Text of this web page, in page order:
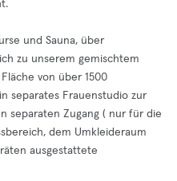
und Sauna, über
zu unserem gemischtem
von über 1500
separates Frauenstudio zur
separaten Zugang ( nur für die
dem Umkleideraum
ausgestattete